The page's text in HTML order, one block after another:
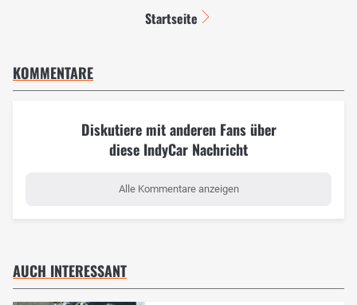
Startseite
KOMMENTARE
Diskutiere mit anderen Fans über
diese IndyCar Nachricht
Alle Kommentare anzeigen
AUCH INTERESSANT